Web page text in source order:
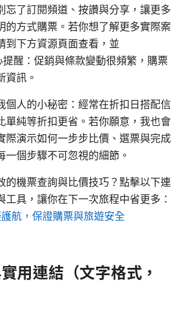
忘了訂閱頻道、按讚與分享，讓更多
的方式購票。若你想了解更多實際案
到下方資源頁面查看，並
醒：促銷與條款變動很頻繁，購票
資訊。
個人的小秘密：經常在折扣日搭配信
單純等折扣更省。若你願意，我也會
際演示如何一步步比價、選票與完成
一個步驟不可忽視的細節。
的機票查詢與比價技巧？點擊以下連
工具，讓你在下一次旅程中省更多：
航，保證購票與旅遊安全
用連結（文字格式，